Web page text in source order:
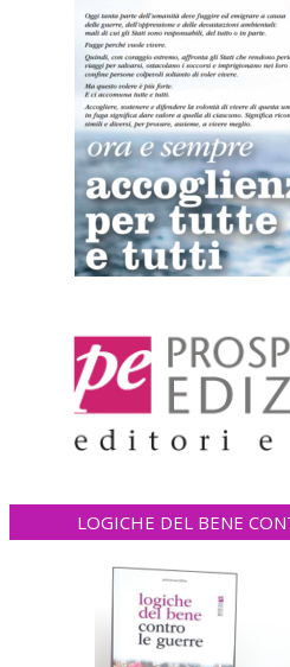
LOGICHE DEL BENE